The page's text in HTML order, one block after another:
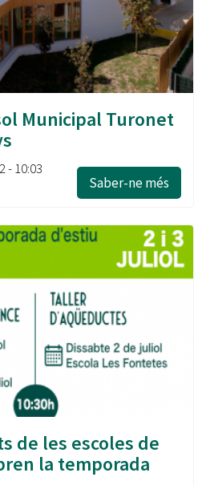
Municipal Turonet
- 10:03
Saber-ne més
de les escoles de
la temporada